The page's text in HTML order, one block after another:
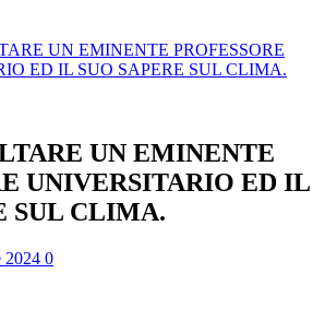
UN EMINENTE PROFESSORE
ED IL SUO SAPERE SUL CLIMA.
UN EMINENTE
UNIVERSITARIO ED IL
SUL CLIMA.
2024 0